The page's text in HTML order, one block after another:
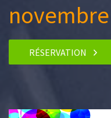
novembre
RÉSERVATION